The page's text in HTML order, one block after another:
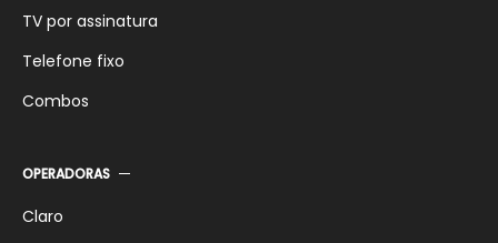
TV por assinatura
Telefone fixo
Combos
OPERADORAS
Claro